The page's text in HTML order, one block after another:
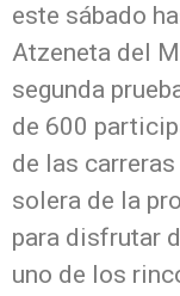
este sábado
Atzeneta del
segunda
de 600
de las
solera de la
para disfrutar
uno de los